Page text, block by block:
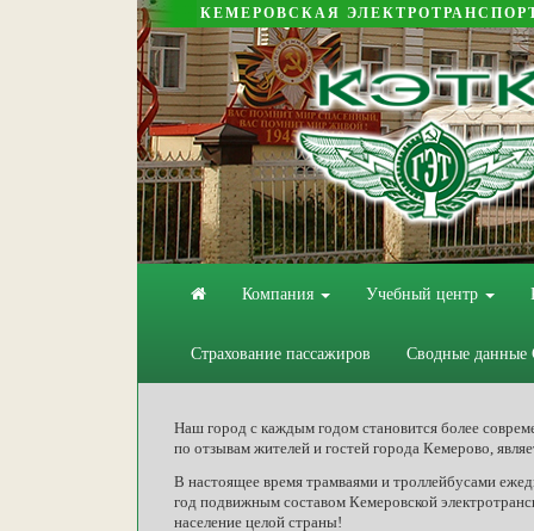
КЕМЕРОВСКАЯ
Компания Учебный центр
Страхование пассажиров Сводные
Наш город с каждым годом становится более
по отзывам жителей и гостей города Кемерово,
В настоящее время трамваями и троллейбусами
год подвижным составом Кемеровской
население целой страны!